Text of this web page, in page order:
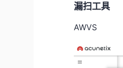
漏扫工具
AWVS